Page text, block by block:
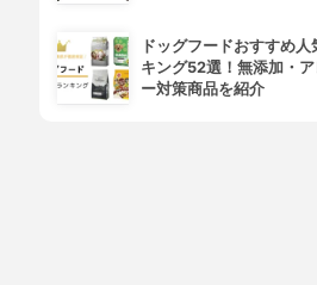
ドッグフードおすすめ人
キング52選！無添加・
ー対策商品を紹介